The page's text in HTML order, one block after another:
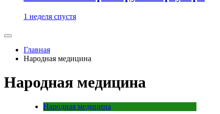
1 неделя спустя
Главная
Народная медицина
Народная медицина
Народная медицина